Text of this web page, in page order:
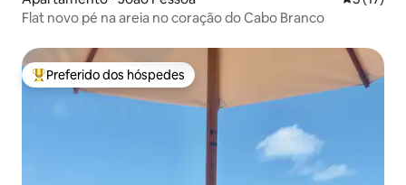
Flat novo pé na areia no coração do Cabo Branco
Entre os melhores preferidos dos hóspedes
Preferido dos hóspedes